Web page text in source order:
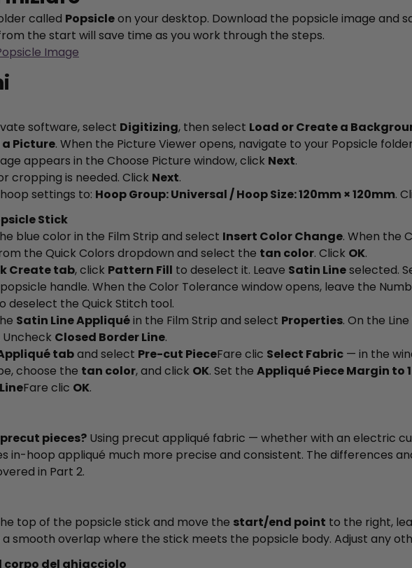
called Popsicleon your desktop. Download the popsicle image and
the start will save time as you work through the steps.
Image
software, select Digitizing, then select Load or Create a
a Picture. When the Picture Viewer opens, navigate to your Popsicle
appears in the Choose Picture window, click Next.
cropping is needed. Click Next.
settings to: Hoop Group: Universal / Hoop Size: 120mm × 120mm.
Stick
blue color in the Film Strip and select Insert Color Change. When the
the Quick Colors dropdown and select the tan color. Click OK.
Create tab, click Pattern Fill to deselect it. Leave Satin Lineselected.
handle. When the Color Tolerance window opens, leave the
deselect the Quick Stitch tool.
Satin Line Appliquéin the Film Strip and select Properties. On the
Uncheck Closed Border Line.
taband select Pre-cut PieceFare clic Select Fabric — in the
choose the tan color, and click OK. Set the Appliqué Piece Margin to
Fare clic OK.
pieces? Using precut appliqué fabric — whether with an electric
in-hoop appliqué much more precise and consistent. The differences
in Part 2.
top of the popsicle stick and move the start/end point to the right,
a smooth overlap where the stick meets the popsicle body. Adjust any
del ghiacciolo